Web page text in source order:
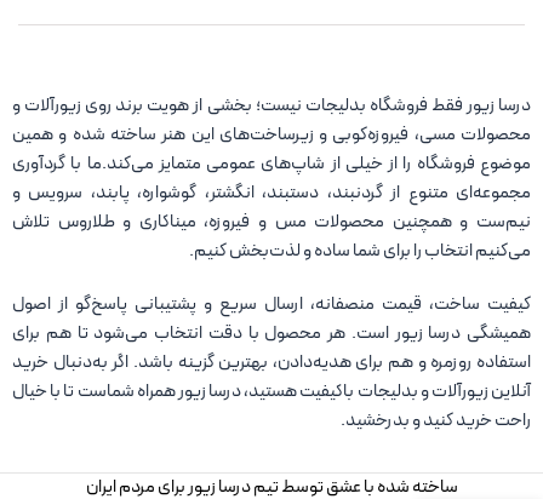
درسا زیور فقط فروشگاه بدلیجات نیست؛ بخشی از هویت برند روی زیورآلات و
محصولات مسی، فیروزه‌کوبی و زیرساخت‌های این هنر ساخته شده و همین
موضوع فروشگاه را از خیلی از شاپ‌های عمومی متمایز می‌کند.ما با گردآوری
مجموعه‌ای متنوع از گردنبند، دستبند، انگشتر، گوشواره، پابند، سرویس و
نیم‌ست و همچنین محصولات مس و فیروزه، میناکاری و طلاروس تلاش
می‌کنیم انتخاب را برای شما ساده و لذت‌بخش کنیم.
کیفیت ساخت، قیمت منصفانه، ارسال سریع و پشتیبانی پاسخ‌گو از اصول
همیشگی درسا زیور است. هر محصول با دقت انتخاب می‌شود تا هم برای
استفاده روزمره و هم برای هدیه‌دادن، بهترین گزینه باشد. اگر به‌دنبال خرید
آنلاین زیورآلات و بدلیجات باکیفیت هستید، درسا زیور همراه شماست تا با خیال
راحت خرید کنید و بدرخشید.
ساخته شده با عشق توسط تیم درسا زیور برای مردم ایران